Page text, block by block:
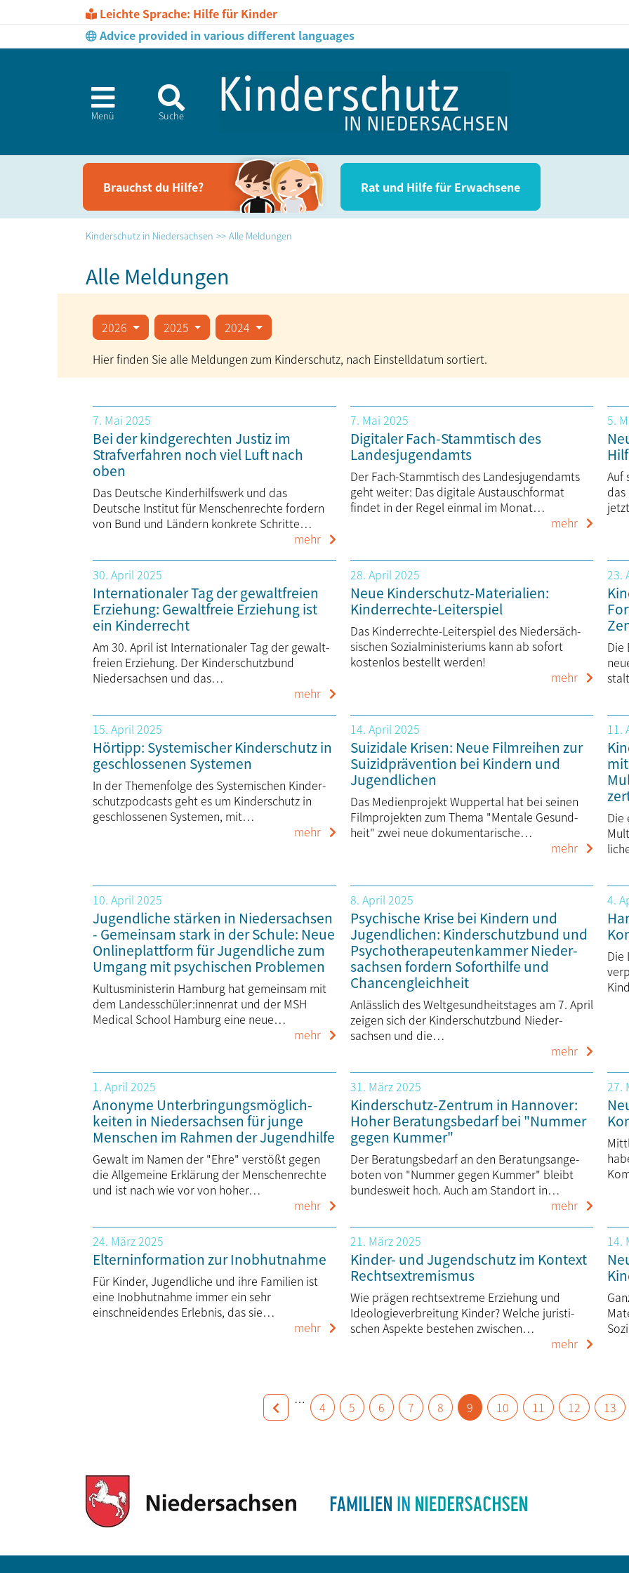
Leichte Sprache: Hilfe für Kinder
Advice provided in various different languages
Menü Suche
Brauchst du Hil­fe? Rat und Hil­fe für Erwachsene
Kinderschutz in Niedersachsen Alle Meldungen
Alle Meldungen
2026 2025
2024
Hier finden Sie alle Meldungen zum Kinderschutz, nach Einstelldatum sortiert.
7. Mai 2025
Bei der kindgerechten Justiz im
Strafverfahren noch viel Luft nach
oben
Das Deutsche Kinderhilfswerk und das
Deutsche Institut für Menschenrechte fordern
von Bund und Ländern konkrete Schritte…
mehr
7. Mai 2025
Digitaler Fach-Stammtisch des
Landesjugend­amts
Der Fach-Stammtisch des Landesjugend­amts
geht weiter: Das digitale Austauschformat
findet in der Regel einmal im Monat…
mehr
5.
Auf
30. April 2025
Internationaler Tag der gewaltfreien
Erziehung: Gewaltfreie Erziehung ist
ein Kinderrecht
Am 30. April ist Internationaler Tag der ge­walt­
freien Erziehung. Der Kinderschutzbund
Niedersachsen und das…
mehr
28. April 2025
Neue Kinderschutz-Materialien:
Kinderrechte-Leiterspiel
Das Kinderrechte-Leiterspiel des Nieder­säch­
sischen Sozial­minis­teriums kann ab sofort
kostenlos bestellt werden!
mehr
23.
Die
15. April 2025
Hörtipp: Systemischer Kinderschutz in
geschlossenen Systemen
In der Themenfolge des Syste­mi­schen Kinder­
schutz­podcasts geht es um Kinder­schutz in
geschlos­senen Systemen, mit…
mehr
14. April 2025
Suizidale Krisen: Neue Filmreihen zur
Suizid­prä­ven­tion bei Kindern und
Jugendlichen
Das Medienprojekt Wuppertal hat bei seinen
Film­projekten zum Thema "Mentale Gesund­
heit" zwei neue dokumentarische…
mehr
11.
Die
10. April 2025
Jugendliche stärken in Niedersachsen
- Gemeinsam stark in der Schule: Neue
Onlineplattform für Jugendliche zum
Umgang mit psychischen Problemen
Kultusministerin Hamburg hat gemeinsam mit
dem Landesschüler:innenrat und der MSH
Medical School Hamburg eine neue…
mehr
8. April 2025
Psychische Krise bei Kindern und
Jugend­lichen: Kinder­schutz­bund und
Psycho­thera­peuten­kammer Nieder­
sachsen fordern Sofort­hilfe und
Chancen­gleich­heit
Anlässlich des Welt­gesund­heits­tages am 7. April
zeigen sich der Kinder­schutzbund Nieder­
sachsen und die…
mehr
4.
Die
1. April 2025
Anonyme Unter­­bringungs­­mög­­lich­­
keiten in Niedersachsen für junge
Menschen im Rahmen der Jugendhilfe
Gewalt im Namen der "Ehre" verstößt gegen
die Allgemeine Erklärung der Menschenrechte
und ist nach wie vor von hoher…
mehr
31. März 2025
Kinderschutz-Zentrum in Hannover:
Hoher Beratungsbedarf bei "Nummer
gegen Kummer"
Der Beratungsbedarf an den Beratungs­an­ge­
boten von "Nummer gegen Kummer" bleibt
bundes­weit hoch. Auch am Standort in…
mehr
27.
24. März 2025
Elterninformation zur Inobhutnahme
Für Kinder, Jugendliche und ihre Familien ist
eine Inobhutnahme immer ein sehr
einschneidendes Erlebnis, das sie…
mehr
21. März 2025
Kinder- und Jugendschutz im Kontext
Rechtsextremismus
Wie prägen rechtsextreme Erziehung und
Ideologie­ver­breitung Kinder? Welche juris­ti­
schen Aspekte bestehen zwischen…
mehr
14.
… 4 5 6 7 8 9 10 11 12 13